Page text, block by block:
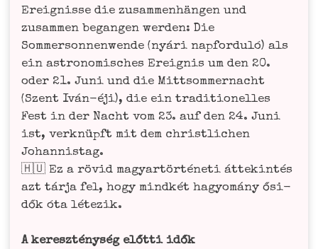
Ereig­nis­se die zusam­men­hän­gen und
zusam­men began­gen wer­den: Die
Som­mer­son­nen­wen­de (nyá­ri napfor­duló) als
ein astro­no­mi­sches Ereig­nis um den 20.
oder 21. Juni und die Mitt­som­mer­nacht
(Szent Iván-éji), die ein tra­di­tio­nel­les
Fest in der Nacht vom 23. auf den 24. Juni
ist, ver­knüpft mit dem christ­li­chen
Johannistag.
🇭🇺 Ez a rövid magyar­tör­té­ne­ti áttek­in­tés
azt tár­ja fel, hogy mind­két hagyomá­ny ősi­
dők óta létezik.
A keresz­té­ny­ség előt­ti idők